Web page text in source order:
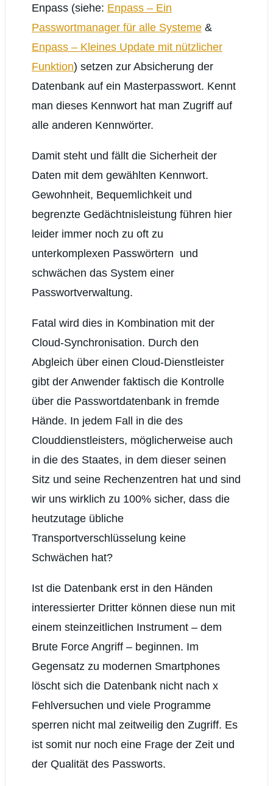
Enpass (siehe: Enpass – Ein
Passwortmanager für alle Systeme &
Enpass – Kleines Update mit nützlicher
Funktion) setzen zur Absicherung der
Datenbank auf ein Masterpasswort. Kennt
man dieses Kennwort hat man Zugriff auf
alle anderen Kennwörter.
Damit steht und fällt die Sicherheit der
Daten mit dem gewählten Kennwort.
Gewohnheit, Bequemlichkeit und
begrenzte Gedächtnisleistung führen hier
leider immer noch zu oft zu
unterkomplexen Passwörtern und
schwächen das System einer
Passwortverwaltung.
Fatal wird dies in Kombination mit der
Cloud-Synchronisation. Durch den
Abgleich über einen Cloud-Dienstleister
gibt der Anwender faktisch die Kontrolle
über die Passwortdatenbank in fremde
Hände. In jedem Fall in die des
Clouddienstleisters, möglicherweise auch
in die des Staates, in dem dieser seinen
Sitz und seine Rechenzentren hat und sind
wir uns wirklich zu 100% sicher, dass die
heutzutage übliche
Transportverschlüsselung keine
Schwächen hat?
Ist die Datenbank erst in den Händen
interessierter Dritter können diese nun mit
einem steinzeitlichen Instrument – dem
Brute Force Angriff – beginnen. Im
Gegensatz zu modernen Smartphones
löscht sich die Datenbank nicht nach x
Fehlversuchen und viele Programme
sperren nicht mal zeitweilig den Zugriff. Es
ist somit nur noch eine Frage der Zeit und
der Qualität des Passworts.